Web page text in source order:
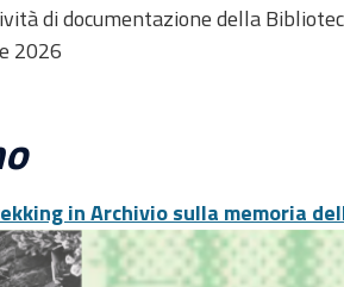
di documentazione della
2026
in Archivio sulla memoria